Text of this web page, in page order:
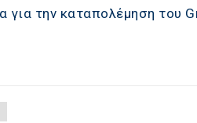
για την καταπολέμηση του